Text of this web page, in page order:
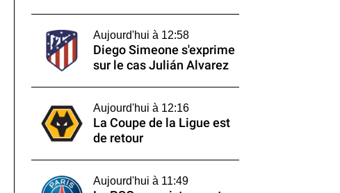
Aujourd'hui à 12:58
Diego Simeone s'exprime
sur le cas Julián Alvarez
Aujourd'hui à 12:16
La Coupe de la Ligue est
de retour
Aujourd'hui à 11:49